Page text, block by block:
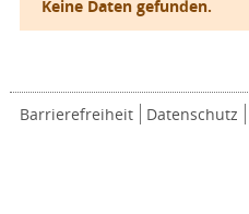
Keine Daten gefunden.
Barrierefreiheit Datenschutz